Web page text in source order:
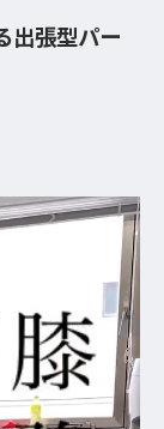
出張型パー